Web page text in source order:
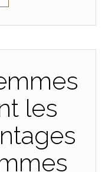
les